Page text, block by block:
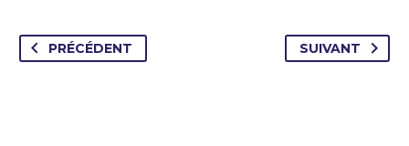
PRÉCÉDENT SUIVANT